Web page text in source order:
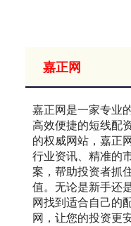
嘉正网
嘉正网是一家专业
高效便捷的短线配
的权威网站，嘉正
行业资讯、精准的
案，帮助投资者抓
值。无论是新手还
网找到适合自己的
网，让您的投资更